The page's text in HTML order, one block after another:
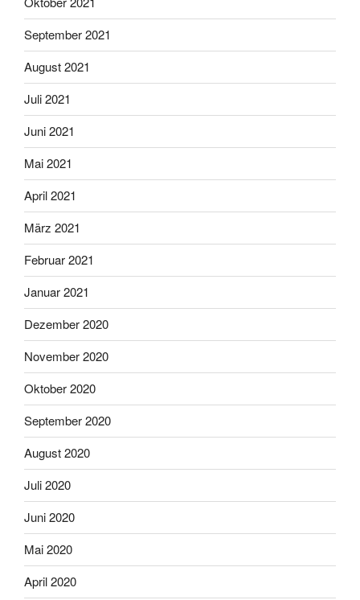
September 2021
August 2021
Juli 2021
Juni 2021
Mai 2021
April 2021
März 2021
Februar 2021
Januar 2021
Dezember 2020
November 2020
Oktober 2020
September 2020
August 2020
Juli 2020
Juni 2020
Mai 2020
April 2020